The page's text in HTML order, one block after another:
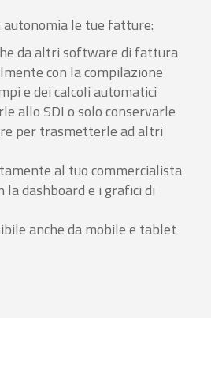
autonomia le tue fatture:
da altri software di fattura
con la compilazione
e dei calcoli automatici
allo SDI o solo conservarle
per trasmetterle ad altri
al tuo commercialista
la dashboard e i grafici di
anche da mobile e tablet